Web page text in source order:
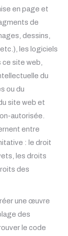
en page et
de
dessins,
les logiciels
site web,
du
ou du
site web et
autorisée.
entre
: le droit
les droits
des
une œuvre
des
le code